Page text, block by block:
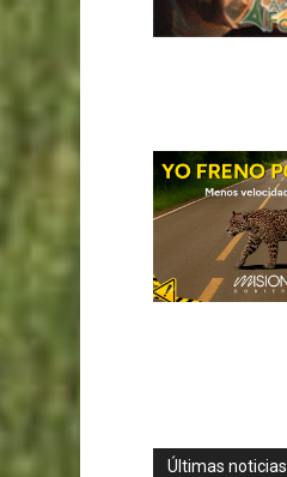
Últimas noticias